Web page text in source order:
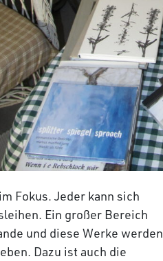
Fokus. Jeder kann sich
Ein großer Bereich
und diese Werke werden
Dazu ist auch die